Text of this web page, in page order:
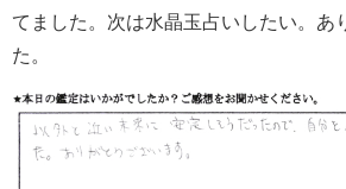
てました。次は水晶玉占いしたい。あ
た。